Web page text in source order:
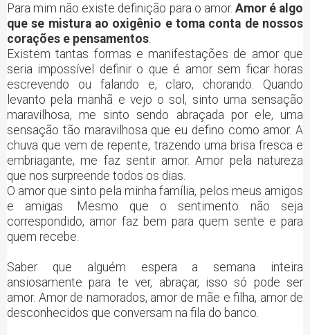
Para mim não existe definição para o amor. Amor é algo
que se mistura ao oxigênio e toma conta de nossos
corações e pensamentos
Existem tantas formas e manifestações de amor que
seria impossível definir o que é amor sem ficar horas
escrevendo ou falando e, claro, chorando. Quando
levanto pela manhã e vejo o sol, sinto uma sensação
maravilhosa, me sinto sendo abraçada por ele, uma
sensação tão maravilhosa que eu defino como amor. A
chuva que vem de repente, trazendo uma brisa fresca e
embriagante, me faz sentir amor. Amor pela natureza
que nos surpreende todos os dias.
O amor que sinto pela minha família, pelos meus amigos
e amigas. Mesmo que o sentimento não seja
correspondido, amor faz bem para quem sente e para
quem recebe.
Saber que alguém espera a semana inteira
ansiosamente para te ver, abraçar, isso só pode ser
amor. Amor de namorados, amor de mãe e filha, amor de
desconhecidos que conversam na fila do banco.